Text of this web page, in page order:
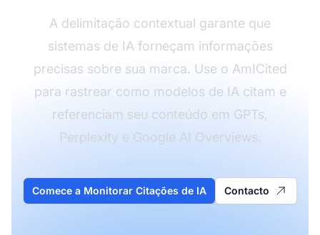
A delimitação contextual garante que
sistemas de IA forneçam informações
precisas sobre sua marca. Use o AmICited
para rastrear como modelos de IA citam e
referenciam seu conteúdo em GPTs,
Perplexity e Google AI Overviews.
Comece a Monitorar Citações de IA Contacto